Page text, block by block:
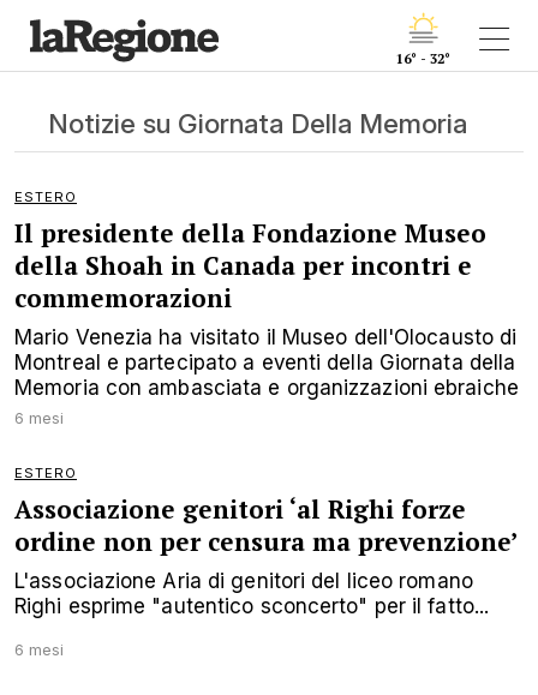
16° - 32°
Notizie su Giornata Della Memoria
ESTERO
Il presidente della Fondazione Museo
della Shoah in Canada per incontri e
commemorazioni
Mario Venezia ha visitato il Museo dell'Olocausto di
Montreal e partecipato a eventi della Giornata della
Memoria con ambasciata e organizzazioni ebraiche
6 mesi
ESTERO
Associazione genitori ‘al Righi forze
ordine non per censura ma prevenzione’
L'associazione Aria di genitori del liceo romano
Righi esprime "autentico sconcerto" per il fatto...
6 mesi